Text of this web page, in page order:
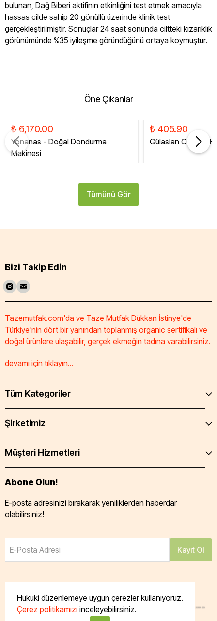
Hukuki düzenlemeye uygun çerezler kullanıyoruz.
Çerez politikamızı inceleyebilirsiniz.
bulunan, Dağ Biberi aktifinin etkinliğini test etmek amacıyla
hassas cilde sahip 20 gönüllü üzerinde klinik test
gerçekleştirilmiştir. Sonuçlar 24 saat sonunda ciltteki kızarıklık
görünümünde %35 iyileşme göründüğünü ortaya koymuştur.
Öne Çıkanlar
₺ 6,170.00
Yonanas - Doğal Dondurma
Makinesi
₺ 405.90
Gülaslan Organik
Tümünü Gör
Bizi Takip Edin
Tazemutfak.com'da ve Taze Mutfak Dükkan İstinye'de
Türkiye'nin dört bir yanından toplanmış organic sertifikalı ve
doğal ürünlere ulaşabilir, gerçek ekmeğin tadına varabilirsiniz.
devamı için tıklayın...
Tüm Kategoriler
Şirketimiz
Müşteri Hizmetleri
Abone Olun!
E-posta adresinizi bırakarak yeniliklerden haberdar
olabilirsiniz!
E-Posta Adresi Kayıt Ol